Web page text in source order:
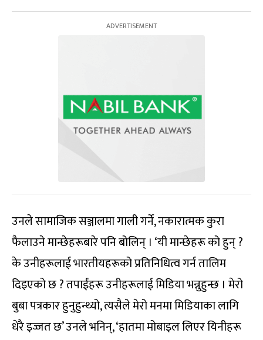
उनले सामाजिक सञ्जालमा गाली गर्ने, नकारात्मक कुरा
फैलाउने मान्छेहरूबारे पनि बोलिन् । ‘यी मान्छेहरू को हुन् ?
के उनीहरूलाई भारतीयहरूको प्रतिनिधित्व गर्न तालिम
दिइएको छ ? तपाईंहरू उनीहरूलाई मिडिया भन्नुहुन्छ । मेरो
बुबा पत्रकार हुनुहुन्थ्यो, त्यसैले मेरो मनमा मिडियाका लागि
धेरै इज्जत छ’ उनले भनिन्, ‘हातमा मोबाइल लिएर यिनीहरू